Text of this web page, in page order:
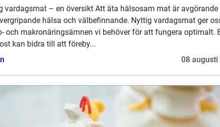
vardagsmat – en översikt Att äta hälsosam mat är
hälsa och välbefinnande. Nyttig vardagsmat ger
och makronäringsämnen vi behöver för att fungera optimalt.
kan bidra till att föreby...
08 augusti